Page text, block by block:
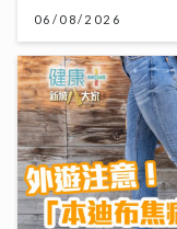
06/08/2026